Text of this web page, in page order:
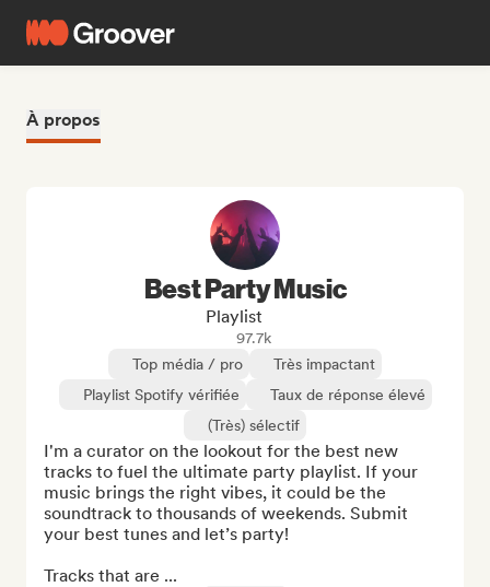
À propos
Best Party Music
Playlist
97.7k
Top média / pro
Très impactant
Playlist Spotify vérifiée
Taux de réponse élevé
(Très) sélectif
I'm a curator on the lookout for the best new
tracks to fuel the ultimate party playlist. If your
music brings the right vibes, it could be the
soundtrack to thousands of weekends. Submit
your best tunes and let’s party!
Tracks that are ...